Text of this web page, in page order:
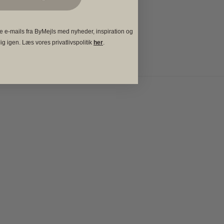
e-mails fra ByMejls med nyheder, inspiration og
igen. Læs vores privatlivspolitik her.